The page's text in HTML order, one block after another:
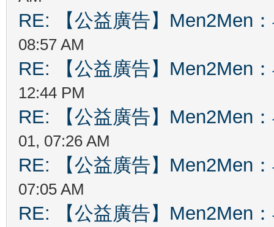
RE: 【公益廣告】Men2Men
08:57 AM
RE: 【公益廣告】Men2Men
12:44 PM
RE: 【公益廣告】Men2Men
01, 07:26 AM
RE: 【公益廣告】Men2Men
07:05 AM
RE: 【公益廣告】Men2Men